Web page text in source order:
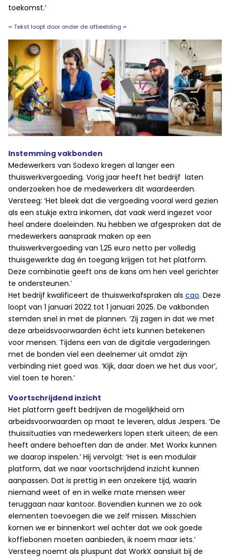
toekomst.’
= Tekst loopt door onder de afbeelding =
Instemming vakbonden
Medewerkers van Sodexo kregen al langer een
thuiswerkvergoeding. Vorig jaar heeft het bedrijf laten
onderzoeken hoe de medewerkers dit waardeerden.
Versteeg: ‘Het bleek dat die vergoeding vooral werd gezien
als een stukje extra inkomen, dat vaak werd ingezet voor
heel andere doeleinden. Nu hebben we afgesproken dat de
medewerkers aanspraak maken op een
thuiswerkvergoeding van 1,25 euro netto per volledig
thuisgewerkte dag én toegang krijgen tot het platform.
Deze combinatie geeft ons de kans om hen veel gerichter
te ondersteunen.’
Het bedrijf kwalificeert de thuiswerkafspraken als cao. Deze
loopt van 1 januari 2022 tot 1 januari 2025. De vakbonden
stemden snel in met de plannen. ‘Zij zagen in dat we met
deze arbeidsvoorwaarden écht iets kunnen betekenen
voor mensen. Tijdens een van de digitale vergaderingen
met de bonden viel een deelnemer uit omdat zijn
verbinding niet goed was. ‘Kijk, daar doen we het dus voor’,
viel toen te horen.’
Voortschrijdend inzicht
Het platform geeft bedrijven de mogelijkheid om
arbeidsvoorwaarden op maat te leveren, aldus Jespers. ‘De
thuissituaties van medewerkers lopen sterk uiteen; de een
heeft andere behoeften dan de ander. Met Workx kunnen
we daarop inspelen.’ Hij vervolgt: ‘Het is een modulair
platform, dat we naar voortschrijdend inzicht kunnen
aanpassen. Dat is prettig in een onzekere tijd, waarin
niemand weet of en in welke mate mensen weer
teruggaan naar kantoor. Bovendien kunnen we zo ook
elementen toevoegen die we zelf missen. Misschien
komen we er binnenkort wel achter dat we ook goede
koffiebonen moeten aanbieden, ik noem maar iets.’
Versteeg noemt als pluspunt dat WorkX aansluit bij de